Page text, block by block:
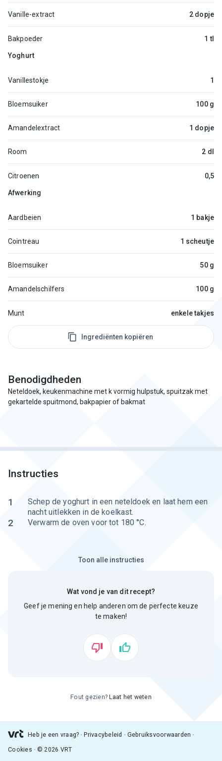
Vanille-extract 2 dopje
Bakpoeder 1 tl
Yoghurt
Vanillestokje 1
Bloemsuiker 100 g
Amandelextract 1 dopje
Room 2 dl
Citroenen 0,5
Afwerking
Aardbeien 1 bakje
Cointreau 1 scheutje
Bloemsuiker 50 g
Amandelschilfers 100 g
Munt enkele takjes
Ingrediënten kopiëren
Benodigdheden
Neteldoek, keukenmachine met k vormig hulpstuk, spuitzak met
gekartelde spuitmond, bakpapier of bakmat
Instructies
1
Schep de yoghurt in een neteldoek en laat hem een
nacht uitlekken in de koelkast.
2 Verwarm de oven voor tot 180 °C.
Toon alle instructies
Wat vond je van dit recept?
Geef je mening en help anderen om de perfecte keuze
te maken!
Fout gezien? Laat het weten
Heb je een vraag? Privacybeleid Gebruiksvoorwaarden
Cookies © 2026 VRT